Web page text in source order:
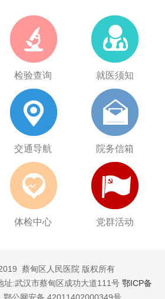
检验查询 就医须知
交通导航 院务信箱
体检中心 党群活动
蔡甸区人民医院 版权所有
址:武汉市蔡甸区成功大道111号 鄂ICP备